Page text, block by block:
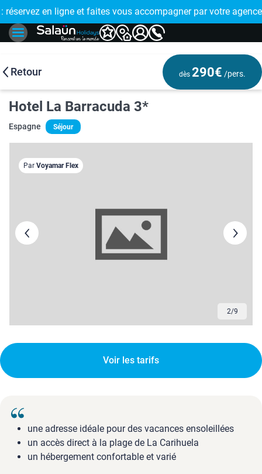
!
: réservez en ligne et faites vous accompagner par votre
🤩
Retour dès 290€ /pers.
Hotel La Barracuda 3*
Espagne Séjour
3/9
Par Voyamar Flex
Voir les tarifs
une adresse idéale pour des vacances ensoleillées
un accès direct à la plage de La Carihuela
un hébergement confortable et varié